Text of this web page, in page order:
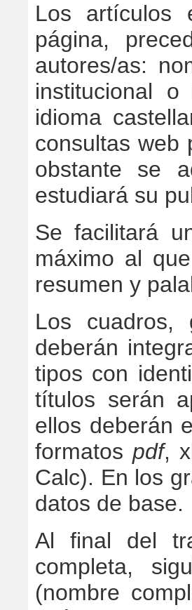
Los artículos
página,
autores/as:
institucional
idioma
consultas web
obstante se
estudiará su
Se facilitará
máximo al
resumen y
Los cuadros,
deberán
tipos con
títulos serán
ellos deberán
formatos pdf,
Calc). En los
datos de base.
Al final del
completa,
(nombre